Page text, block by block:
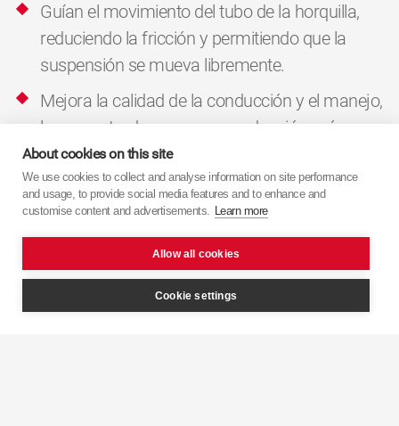
Guían el movimiento del tubo de la horquilla,
reduciendo la fricción y permitiendo que la
suspensión se mueva libremente.
Mejora la calidad de la conducción y el manejo,
lo que se traduce en una conducción más
segura y cómoda.
2. Especificaciones
Volver a la página del producto
About cookies on this site
We use cookies to collect and analyse information on site performance
and usage, to provide social media features and to enhance and
customise content and advertisements. Learn more
Allow all cookies
Cookie settings